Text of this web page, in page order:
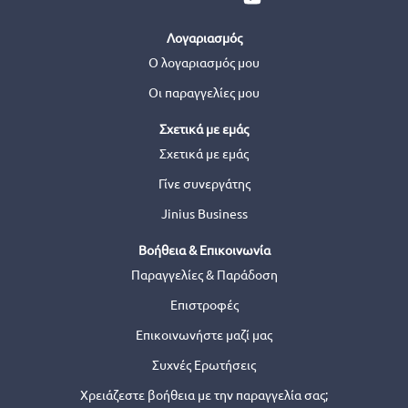
Λογαριασμός
Ο λογαριασμός μου
Οι παραγγελίες μου
Σχετικά με εμάς
Σχετικά με εμάς
Γίνε συνεργάτης
Jinius Business
Βοήθεια & Επικοινωνία
Παραγγελίες & Παράδοση
Επιστροφές
Επικοινωνήστε μαζί μας
Συχνές Ερωτήσεις
Χρειάζεστε βοήθεια με την παραγγελία σας;